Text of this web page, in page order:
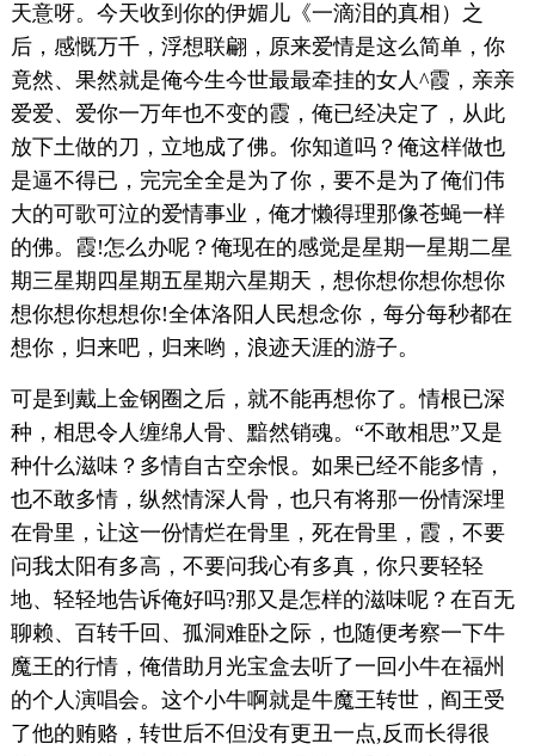
天意呀。今天收到你的伊媚儿《一滴泪的真相）之
后，感慨万千，浮想联翩，原来爱情是这么简单，你
竟然、果然就是俺今生今世最最牵挂的女人^霞，亲亲
爱爱、爱你一万年也不变的霞，俺已经决定了，从此
放下土做的刀，立地成了佛。你知道吗？俺这样做也
是逼不得已，完完全全是为了你，要不是为了俺们伟
大的可歌可泣的爱情事业，俺才懒得理那像苍蝇一样
的佛。霞!怎么办呢？俺现在的感觉是星期一星期二星
期三星期四星期五星期六星期天，想你想你想你想你
想你想你想想你!全体洛阳人民想念你，每分每秒都在
想你，归来吧，归来哟，浪迹天涯的游子。
可是到戴上金钢圈之后，就不能再想你了。情根已深
种，相思令人缠绵人骨、黯然销魂。“不敢相思”又是
种什么滋味？多情自古空余恨。如果已经不能多情，
也不敢多情，纵然情深人骨，也只有将那一份情深埋
在骨里，让这一份情烂在骨里，死在骨里，霞，不要
问我太阳有多高，不要问我心有多真，你只要轻轻
地、轻轻地告诉俺好吗?那又是怎样的滋味呢？在百无
聊赖、百转千回、孤洞难卧之际，也随便考察一下牛
魔王的行情，俺借助月光宝盒去听了一回小牛在福州
的个人演唱会。这个小牛啊就是牛魔王转世，阎王受
了他的贿赂，转世后不但没有更丑一点,反而长得很